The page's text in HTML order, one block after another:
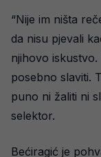
“Nije im ništa
da nisu pjevali
njihovo
posebno slaviti.
puno ni žaliti ni
selektor.
Bećiragić je